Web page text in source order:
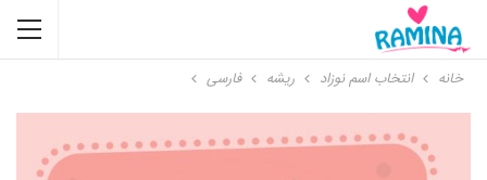
خانه انتخاب اسم نوزاد ریشه فارسی